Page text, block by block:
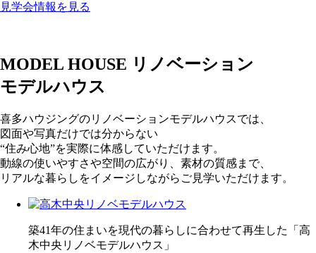
見学会情報を見る
MODEL HOUSE リノベーション
モデルハウス
喜多ハウジングのリノベーションモデルハウスでは、
図面や写真だけでは分からない
“住み心地”を実際に体感していただけます。
動線の使いやすさや空間の広がり、素材の質感まで、
リアルな暮らしをイメージしながらご見学いただけます。
築41年の住まいを現代の暮らしに合わせて再生した「高
木中央リノベモデルハウス」